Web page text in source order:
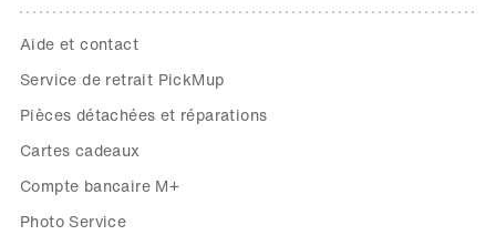
Aide et contact
Service de retrait PickMup
Pièces détachées et réparations
Cartes cadeaux
Compte bancaire M+
Photo Service